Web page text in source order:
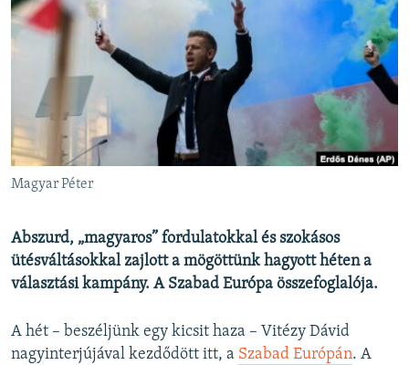
A PÉNZ NYOMÁBAN
EURÓPAI UNIÓ
VILÁG
KLÍMAVÁLTOZÁS
A MÚLT TANULSÁGAI
Valamennyi RFE/RL weboldal
Magyar Péter
Abszurd, „magyaros” fordulatokkal és szokásos
ütésváltásokkal zajlott a mögöttünk hagyott héten a
választási kampány. A Szabad Európa összefoglalója.
A hét – beszéljünk egy kicsit haza – Vitézy Dávid
nagyinterjújával kezdődött itt, a Szabad Európán. A